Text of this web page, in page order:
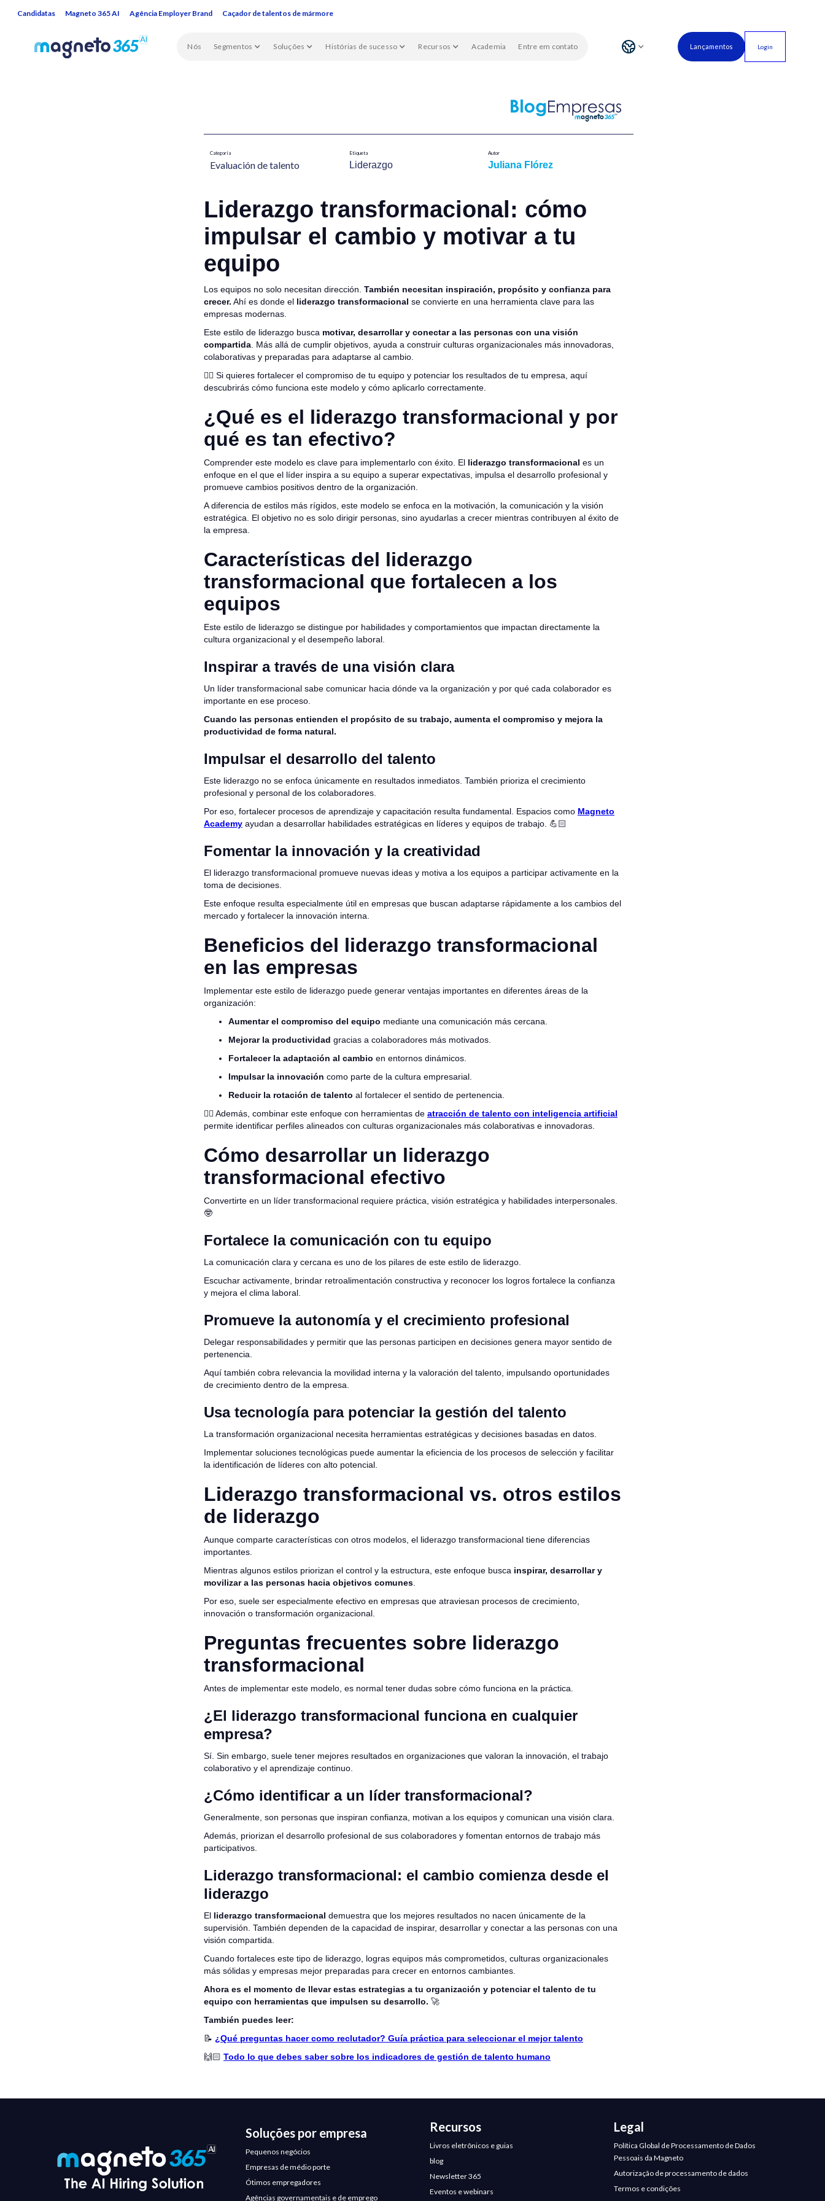
Candidatas Magneto 365 AI Agência Employer Brand Caçador de talentos de mármore
Nós Segmentos Soluções Histórias de sucesso Recursos Academia Entre em contato Lançamentos Login
Categoría
Evaluación de talent​o
Etiqueta
Liderazgo
Autor
Juliana Flórez
Liderazgo transformacional: cómo
impulsar el cambio y motivar a tu
equipo
Los equipos no solo necesitan dirección. También necesitan inspiración, propósito y confianza para
crecer. Ahí es donde el liderazgo transformacional se convierte en una herramienta clave para las
empresas modernas.
Este estilo de liderazgo busca motivar, desarrollar y conectar a las personas con una visión
compartida . Más allá de cumplir objetivos, ayuda a construir culturas organizacionales más innovadoras,
colaborativas y preparadas para adaptarse al cambio.
👉🏻 Si quieres fortalecer el compromiso de tu equipo y potenciar los resultados de tu empresa, aquí
descubrirás cómo funciona este modelo y cómo aplicarlo correctamente.
¿Qué es el liderazgo transformacional y por
qué es tan efectivo?
Comprender este modelo es clave para implementarlo con éxito. El liderazgo transformacional es un
enfoque en el que el líder inspira a su equipo a superar expectativas, impulsa el desarrollo profesional y
promueve cambios positivos dentro de la organización.
A diferencia de estilos más rígidos, este modelo se enfoca en la motivación, la comunicación y la visión
estratégica. El objetivo no es solo dirigir personas, sino ayudarlas a crecer mientras contribuyen al éxito de
la empresa.
Características del liderazgo
transformacional que fortalecen a los
equipos
Este estilo de liderazgo se distingue por habilidades y comportamientos que impactan directamente la
cultura organizacional y el desempeño laboral.
Inspirar a través de una visión clara
Un líder transformacional sabe comunicar hacia dónde va la organización y por qué cada colaborador es
importante en ese proceso.
Cuando las personas entienden el propósito de su trabajo, aumenta el compromiso y mejora la
productividad de forma natural.
Impulsar el desarrollo del talento
Este liderazgo no se enfoca únicamente en resultados inmediatos. También prioriza el crecimiento
profesional y personal de los colaboradores.
Por eso, fortalecer procesos de aprendizaje y capacitación resulta fundamental. Espacios como Magneto
Academy ayudan a desarrollar habilidades estratégicas en líderes y equipos de trabajo. 💪🏻
Fomentar la innovación y la creatividad
El liderazgo transformacional promueve nuevas ideas y motiva a los equipos a participar activamente en la
toma de decisiones.
Este enfoque resulta especialmente útil en empresas que buscan adaptarse rápidamente a los cambios del
mercado y fortalecer la innovación interna.
Beneficios del liderazgo transformacional
en las empresas
Implementar este estilo de liderazgo puede generar ventajas importantes en diferentes áreas de la
organización:
Aumentar el compromiso del equipo mediante una comunicación más cercana.
Mejorar la productividad gracias a colaboradores más motivados.
Fortalecer la adaptación al cambio en entornos dinámicos.
Impulsar la innovación como parte de la cultura empresarial.
Reducir la rotación de talento al fortalecer el sentido de pertenencia.
👉🏻 Además, combinar este enfoque con herramientas de atracción de talento con inteligencia artificial
permite identificar perfiles alineados con culturas organizacionales más colaborativas e innovadoras.
Cómo desarrollar un liderazgo
transformacional efectivo
Convertirte en un líder transformacional requiere práctica, visión estratégica y habilidades interpersonales.
🤓
Fortalece la comunicación con tu equipo
La comunicación clara y cercana es uno de los pilares de este estilo de liderazgo.
Escuchar activamente, brindar retroalimentación constructiva y reconocer los logros fortalece la confianza
y mejora el clima laboral.
Promueve la autonomía y el crecimiento profesional
Delegar responsabilidades y permitir que las personas participen en decisiones genera mayor sentido de
pertenencia.
Aquí también cobra relevancia la movilidad interna y la valoración del talento, impulsando oportunidades
de crecimiento dentro de la empresa.
Usa tecnología para potenciar la gestión del talento
La transformación organizacional necesita herramientas estratégicas y decisiones basadas en datos.
Implementar soluciones tecnológicas puede aumentar la eficiencia de los procesos de selección y facilitar
la identificación de líderes con alto potencial.
Liderazgo transformacional vs. otros estilos
de liderazgo
Aunque comparte características con otros modelos, el liderazgo transformacional tiene diferencias
importantes.
Mientras algunos estilos priorizan el control y la estructura, este enfoque busca inspirar, desarrollar y
movilizar a las personas hacia objetivos comunes
Por eso, suele ser especialmente efectivo en empresas que atraviesan procesos de crecimiento,
innovación o transformación organizacional.
Preguntas frecuentes sobre liderazgo
transformacional
Antes de implementar este modelo, es normal tener dudas sobre cómo funciona en la práctica.
¿El liderazgo transformacional funciona en cualquier
empresa?
Sí. Sin embargo, suele tener mejores resultados en organizaciones que valoran la innovación, el trabajo
colaborativo y el aprendizaje continuo.
¿Cómo identificar a un líder transformacional?
Generalmente, son personas que inspiran confianza, motivan a los equipos y comunican una visión clara.
Además, priorizan el desarrollo profesional de sus colaboradores y fomentan entornos de trabajo más
participativos.
Liderazgo transformacional: el cambio comienza desde el
liderazgo
El liderazgo transformacional demuestra que los mejores resultados no nacen únicamente de la
supervisión. También dependen de la capacidad de inspirar, desarrollar y conectar a las personas con una
visión compartida.
Cuando fortaleces este tipo de liderazgo, logras equipos más comprometidos, culturas organizacionales
más sólidas y empresas mejor preparadas para crecer en entornos cambiantes.
Ahora es el momento de llevar estas estrategias a tu organización y potenciar el talento de tu
equipo con herramientas que impulsen su desarrollo. 🚀
También puedes leer:
📝 ¿Qué preguntas hacer como reclutador? Guía práctica para seleccionar el mejor talento
🙌🏻 Todo lo que debes saber sobre los indicadores de gestión de talento humano
Soluções por empresa
Pequenos negócios
Empresas de médio porte
Ótimos empregadores
Agências governamentais e de emprego
Recursos
Livros eletrônicos e guias
blog
Newsletter 365
Eventos e webinars
Legal
Política Global de Processamento de Dados
Pessoais da Magneto
Autorização de processamento de dados
Termos e condições